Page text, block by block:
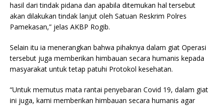
hasil dari tindak pidana dan apabila ditemukan hal tersebut
akan dilakukan tindak lanjut oleh Satuan Reskrim Polres
Pamekasan,” jelas AKBP Rogib.
Selain itu ia menerangkan bahwa pihaknya dalam giat Operasi
tersebut juga memberikan himbauan secara humanis kepada
masyarakat untuk tetap patuhi Protokol kesehatan.
“Untuk memutus mata rantai penyebaran Covid 19, dalam giat
ini juga, kami memberikan himbauan secara humanis agar